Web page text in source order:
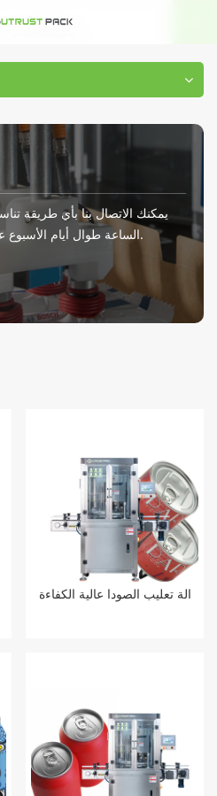
يمكنك الاتصال بنا بأي طريقة
الساعة طوال أيام الأسبوع عبر البريد الإلكتروني أو الهاتف.
آلة تعليب الصودا عالية الكفاءة